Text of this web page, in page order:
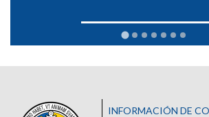
INFORMACIÓN DE